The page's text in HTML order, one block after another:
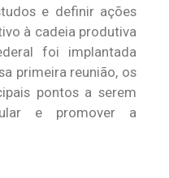
e definir ações
à cadeia produtiva
foi implantada
primeira reunião, os
pontos a serem
e promover a